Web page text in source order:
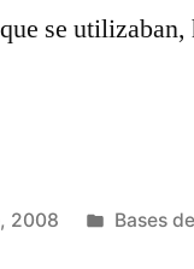
se
2008 Bases